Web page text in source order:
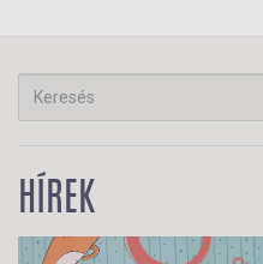
HÍREK